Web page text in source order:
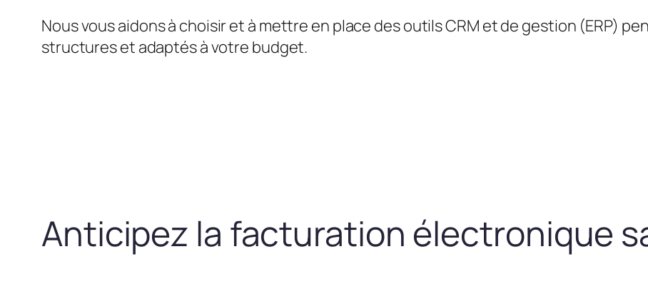
Nous vous aidons à choisir et à mettre en place des outils CRM et de gestion (ERP)
structures et adaptés à votre budget.
Anticipez la facturation électronique